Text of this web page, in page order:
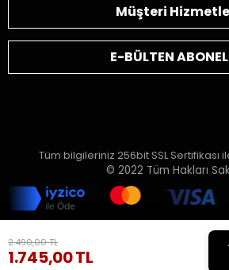
2.490,00 TL
1.745,00 TL
2.490,00 TL
1.745,00 TL
Müşteri
E-BÜLTEN
Tüm bilgileriniz 256bit SSL Sertifikası
© 2022 Tüm Hakları